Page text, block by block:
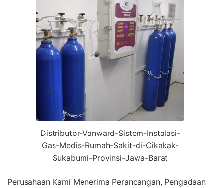
Distributor-Vanward-Sistem-Instalasi-
Gas-Medis-Rumah-Sakit-di-Cikakak-
Sukabumi-Provinsi-Jawa-Barat
Perusahaan Kami Menerima Perancangan, Pengadaan